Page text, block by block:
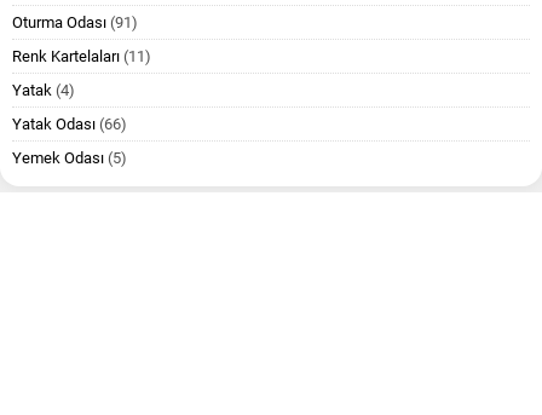
Oturma Odası (91)
Renk Kartelaları (11)
Yatak (4)
Yatak Odası (66)
Yemek Odası (5)